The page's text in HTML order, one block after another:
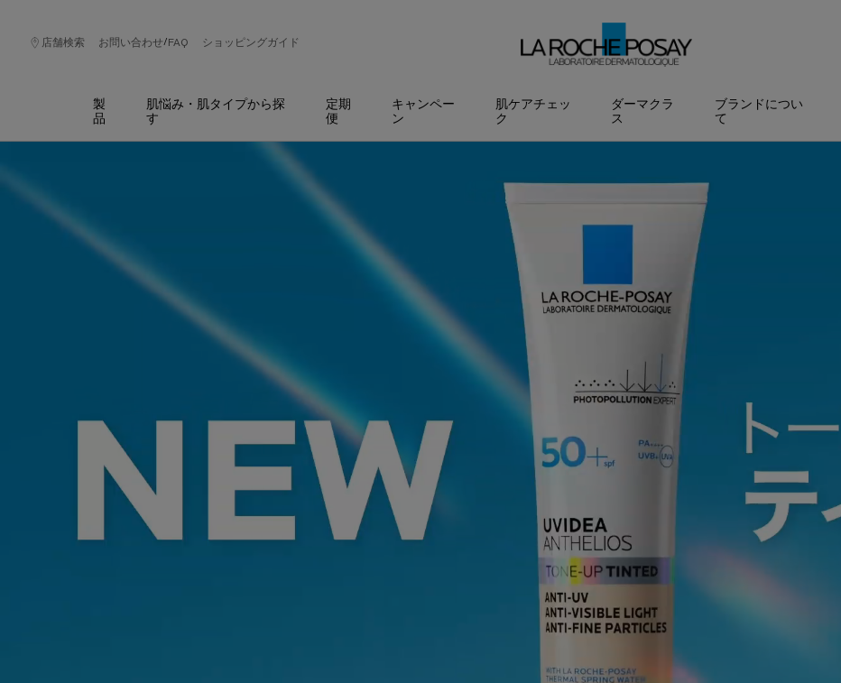
店舗検索 お問い合わせ/ FAQ ショッピングガイド
製
品
肌悩み・肌タイプから探
す
定期
便
キャンペー
ン
肌ケアチェッ
ク
ダーマクラ
ス
ブランドについ
て